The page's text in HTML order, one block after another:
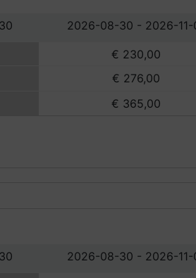
2026-08-30 - 2026-11-
€ 230,00
€ 276,00
€ 365,00
2026-08-30 - 2026-11-